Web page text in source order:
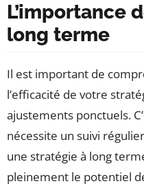
L’importance
long terme
Il est important de
l’efficacité de votre
ajustements ponctuels.
nécessite un suivi
une stratégie à long
pleinement le potentiel